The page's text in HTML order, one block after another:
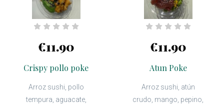
€11.90
Crispy pollo poke
Arroz sushi, pollo
tempura, aguacate,
€11.90
Atun Poke
Arroz sushi, atún
crudo, mango, pepino,